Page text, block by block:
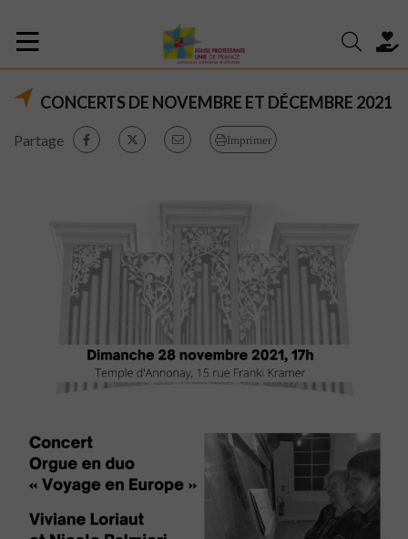
CONCERTS DE NOVEMBRE ET DÉCEMBRE 2021
Partage Imprimer